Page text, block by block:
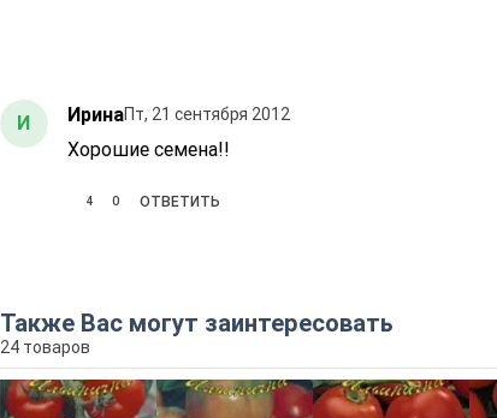
И ИринаПт, 21 сентября 2012
Хорошие семена!!
4 0 ОТВЕТИТЬ
Также Вас могут заинтересовать
24 товаров